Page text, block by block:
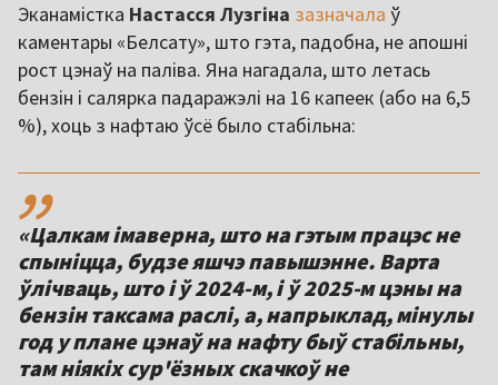
Эканамістка Настасся Лузгіна зазначала ў
каментары «Белсату», што гэта, падобна, не апошні
рост цэнаў на паліва. Яна нагадала, што летась
бензін і салярка падаражэлі на 16 капеек (або на 6,5
%), хоць з нафтаю ўсё было стабільна:
,,
«Цалкам імаверна, што на гэтым працэс не
спыніцца, будзе яшчэ павышэнне. Варта
ўлічваць, што і ў 2024-м, і ў 2025-м цэны на
бензін таксама раслі, а, напрыклад, мінулы
год у плане цэнаў на нафту быў стабільны,
там ніякіх сур'ёзных скачкоў не